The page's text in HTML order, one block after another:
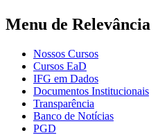
Menu de Relevância
Nossos Cursos
Cursos EaD
IFG em Dados
Documentos Institucionais
Transparência
Banco de Notícias
PGD